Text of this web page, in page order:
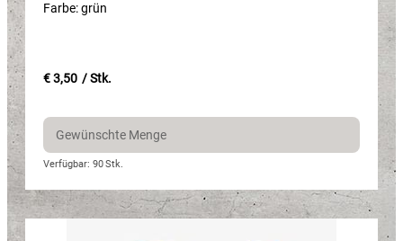
Farbe: grün
€ 3,50 / Stk.
Verfügbar: 90Stk.